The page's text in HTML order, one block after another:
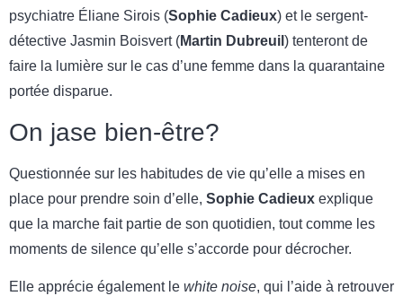
psychiatre Éliane Sirois (Sophie Cadieux) et le sergent-
détective Jasmin Boisvert (Martin Dubreuil ) tenteront de
faire la lumière sur le cas d’une femme dans la quarantaine
portée disparue.
On jase bien-être?
Questionnée sur les habitudes de vie qu’elle a mises en
place pour prendre soin d’elle, Sophie Cadieux explique
que la marche fait partie de son quotidien, tout comme les
moments de silence qu’elle s’accorde pour décrocher.
Elle apprécie également le white noise, qui l’aide à retrouver